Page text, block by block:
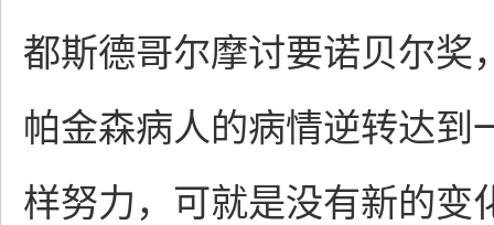
都斯德哥尔摩讨要诺贝尔奖
帕金森病人的病情逆转达到
样努力，可就是没有新的变